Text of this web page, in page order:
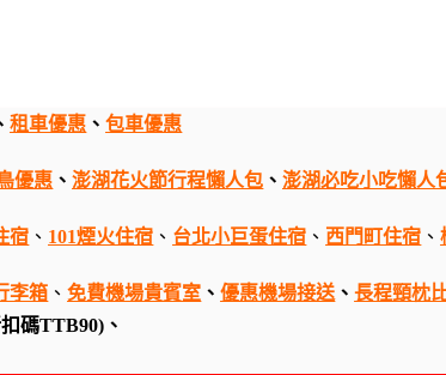
租車優惠 、包車優惠
優惠 、澎湖花火節行程懶人包 、澎湖必吃小吃懶人
宿 、 101煙火住宿 、 台北小巨蛋住宿 、 西門町住宿 、
李箱 、免費機場貴賓室 、優惠機場接送 、長程頸枕
碼TTB90)、